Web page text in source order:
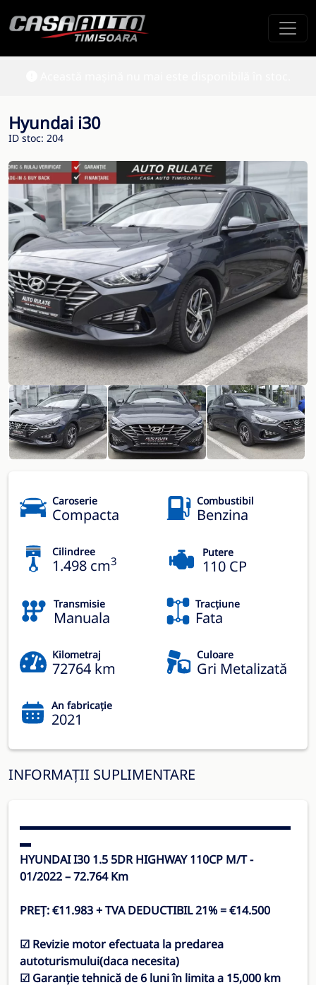
Hyundai i30
ID stoc: 204
Caroserie
Compacta
Combustibil
Benzina
Cilindree
1.498 cm3
Putere
110 CP
Transmisie
Manuala
Tracțiune
Fata
Kilometraj
72764 km
Culoare
Gri Metalizată
An fabricație
2021
INFORMAȚII SUPLIMENTARE
▬▬▬▬▬▬▬▬▬▬▬▬▬▬▬▬▬▬▬▬▬▬▬▬
▬
HYUNDAI I30 1.5 5DR HIGHWAY 110CP M/T -
01/2022 – 72.764 Km
PREȚ: €11.983 + TVA DEDUCTIBIL 21% = €14.500
☑ Revizie motor efectuata la predarea
autoturismului(daca necesita)
☑ Garanție tehnică de 6 luni în limita a 15,000 km